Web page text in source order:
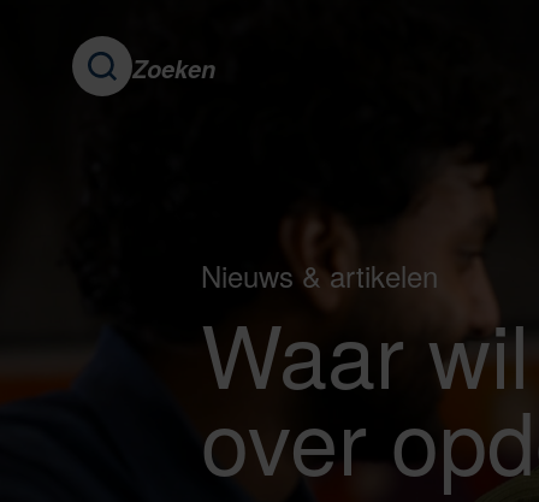
Zoeken
Nieuws & artikelen
Waar
over